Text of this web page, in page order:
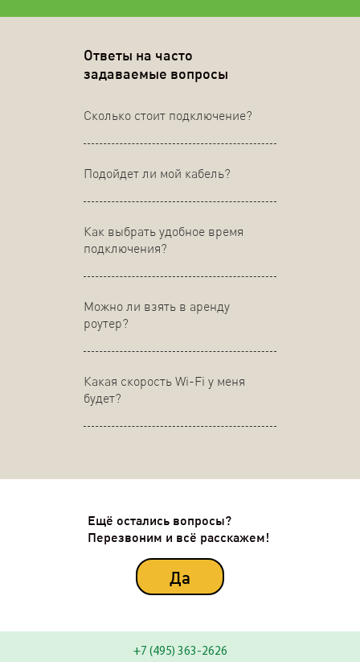
Ответы на часто
задаваемые вопросы
Сколько стоит подключение?
Подойдет ли мой кабель?
Как выбрать удобное время
подключения?
Можно ли взять в аренду
роутер?
Какая скорость Wi-Fi у меня
будет?
Ещё остались вопросы?
Перезвоним и всё расскажем!
Да
+7 (495) 363-2626